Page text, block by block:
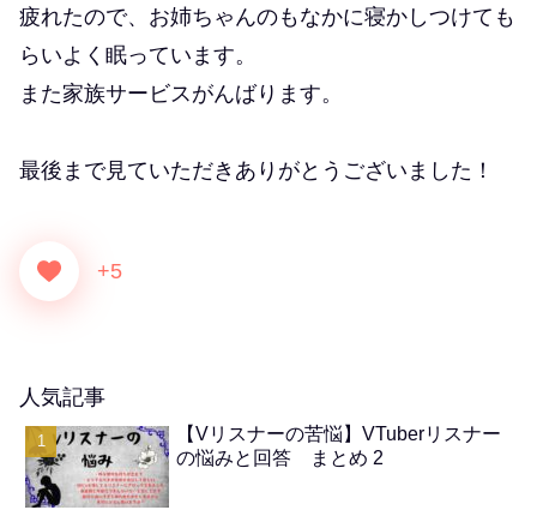
疲れたので、お姉ちゃんのもなかに寝かしつけても
らいよく眠っています。
また家族サービスがんばります。
最後まで見ていただきありがとうございました！
+5
人気記事
【Vリスナーの苦悩】VTuberリスナー
の悩みと回答 まとめ 2